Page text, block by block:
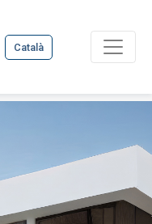
Català